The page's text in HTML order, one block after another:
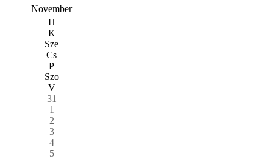
November
H
K
Sze
Cs
P
Szo
V
31
1
2
3
4
5